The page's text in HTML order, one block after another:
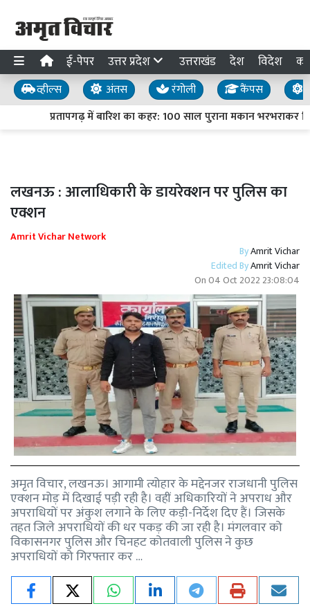
ई-पेपर उत्तर प्रदेश उत्तराखंड देश विदेश
व्हील्स अंतस रंगोली कैंपस
प्रतापगढ़ में बारिश का कहर: 100 साल पुराना मकान भरभराकर
लखनऊ : आलाधिकारी के डायरेक्शन पर पुलिस का
एक्शन
Amrit Vichar Network
ByAmrit Vichar
Edited ByAmrit Vichar
On04 Oct 2022 23:08:04
अमृत विचार, लखनऊ। आगामी त्योहार के मद्देनजर राजधानी पुलिस
एक्शन मोड़ में दिखाई पड़ी रही है। वहीं अधिकारियों ने अपराध और
अपराधियों पर अंकुश लगाने के लिए कड़ी-निर्देश दिए हैं। जिसके
तहत जिले अपराधियों की धर पकड़ की जा रही है। मंगलवार को
विकासनगर पुलिस और चिनहट कोतवाली पुलिस ने कुछ
अपराधियों को गिरफ्तार कर …